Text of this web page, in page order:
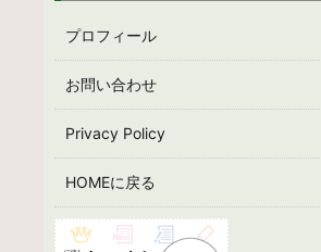
プロフィール
お問い合わせ
Privacy Policy
HOMEに戻る